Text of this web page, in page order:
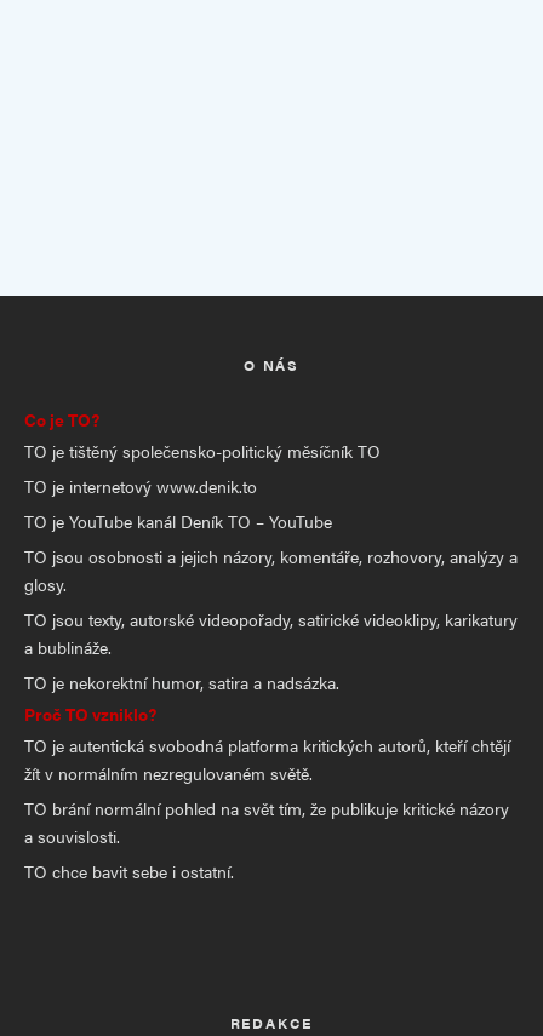
O NÁS
Co je TO?
TO je tištěný společensko-politický měsíčník TO
TO je internetový www.denik.to
TO je YouTube kanál Deník TO – YouTube
TO jsou osobnosti a jejich názory, komentáře, rozhovory, analýzy a
glosy.
TO jsou texty, autorské videopořady, satirické videoklipy, karikatury
a bublináže.
TO je nekorektní humor, satira a nadsázka.
Proč TO vzniklo?
TO je autentická svobodná platforma kritických autorů, kteří chtějí
žít v normálním nezregulovaném světě.
TO brání normální pohled na svět tím, že publikuje kritické názory
a souvislosti.
TO chce bavit sebe i ostatní.
REDAKCE